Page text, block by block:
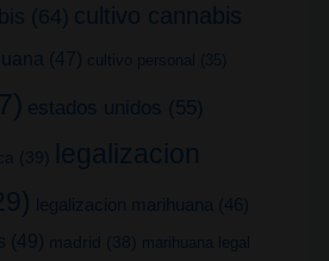
(64) cultivo cannabis
(47) cultivo personal (35)
estados unidos (55)
(39)
legalizacion
legalizacion marihuana (46)
(49) madrid (38)
marihuana legal